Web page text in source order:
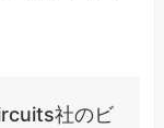
社のビ